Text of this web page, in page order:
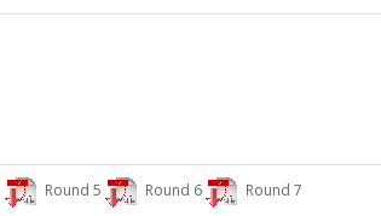
Round 5 Round 6 Round 7